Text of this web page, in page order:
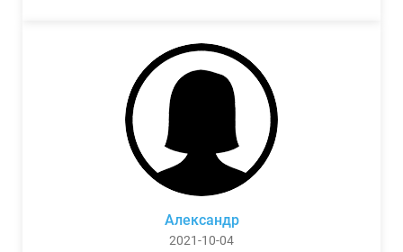
Александр
2021-10-04